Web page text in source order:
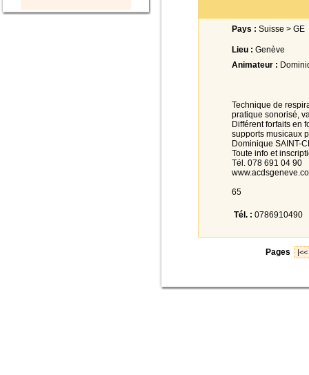
Pays : Suisse > GE
Lieu : Genève
Animateur :
Technique de
pratique sonorisé,
Différent forfaits en
supports musicaux
Dominique SAINT-
Toute info et
Tél. 078 691 04 90
65
Tél. : 0786910490
Pages |<<